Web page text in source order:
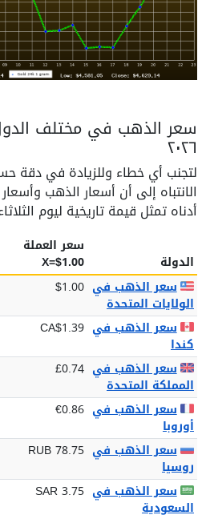
٢٠٢٦
لتجنب أي خطاء وللزيادة في دقة
الانتباه إلى أن أسعار الذهب
أدناه تمثل قيمة تاريخية ليوم الثلاثاء، ١٣ يناير
الدولة
سعر العملة
$1.00=X
سعر الذهب في
الولايات المتحدة
$1.00
سعر الذهب في
كندا
CA$1.39
سعر الذهب في
المملكة المتحدة
£0.74
سعر الذهب في
أوروبا
€0.86
سعر الذهب في
روسيا
RUB 78.75
سعر الذهب في
السعودية
SAR 3.75